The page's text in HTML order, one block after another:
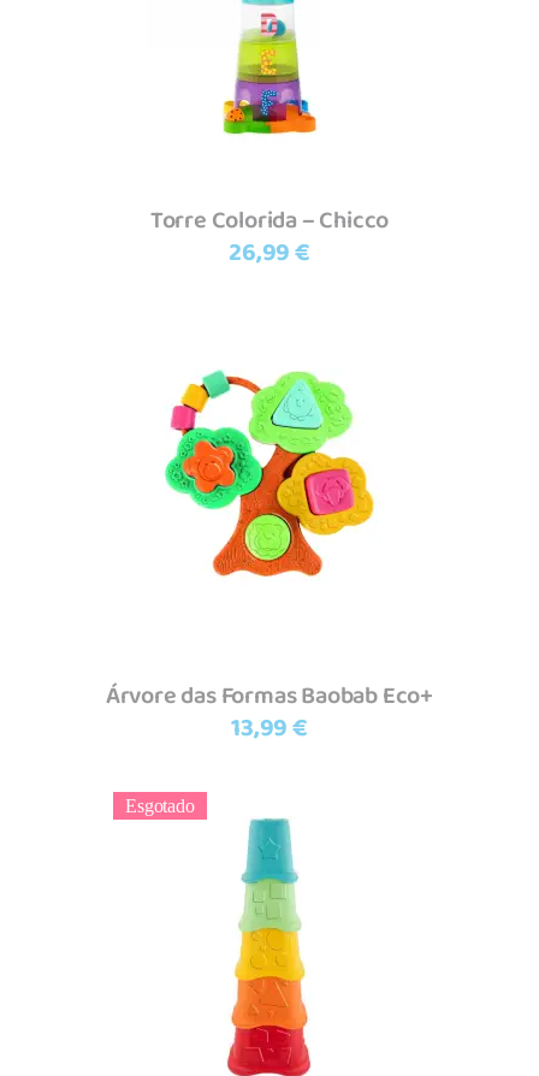
Torre Colorida – Chicco
26,99€
Adicionar
Árvore das Formas Baobab Eco+
13,99€
Esgotado
Ler mais